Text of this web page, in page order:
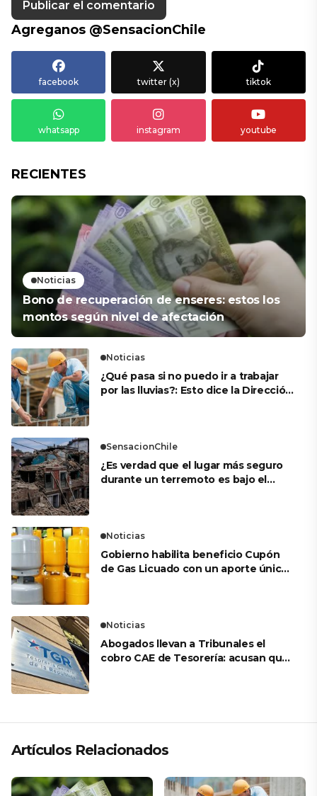
Agreganos @SensacionChile
facebook twitter (x) tiktok
whatsapp instagram youtube
RECIENTES
Noticias
Bono de recuperación de enseres: estos los
montos según nivel de afectación
Noticias
¿Qué pasa si no puedo ir a trabajar
por las lluvias?: Esto dice la Dirección
SensacionChile
¿Es verdad que el lugar más seguro
durante un terremoto es bajo el
Noticias
Gobierno habilita beneficio Cupón
de Gas Licuado con un aporte único
Noticias
Abogados llevan a Tribunales el
cobro CAE de Tesorería: acusan que
Artículos Relacionados